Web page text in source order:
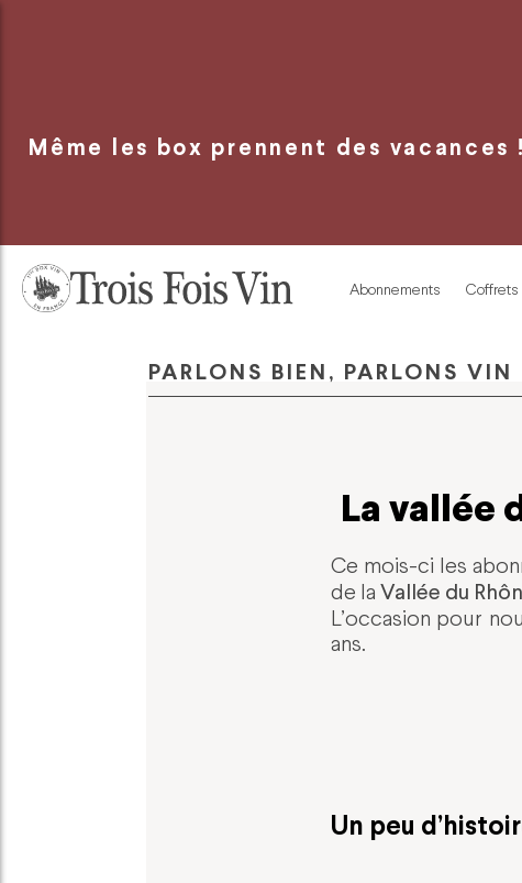
Même les box prennent des
Abonnements Coffrets
PARLONS BIEN, PARLONS VIN
La vallée
Ce mois-ci les
de la Vallée du
L’occasion pour
ans.
Un peu